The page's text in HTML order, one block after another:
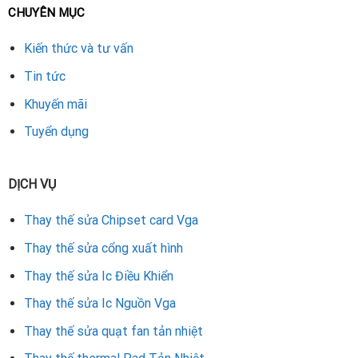
Đảm bảo chất lượng hình ảnh (4K, 2K, 144Hz…) tùy
linh kiện khác.
Tiết kiệm chi phí hơn so với việc thay cả card đồ họa
mới.
Quy trình thay cổng xuất hình VGA Gainward
Việc thay cổng đòi hỏi kỹ năng và thiết bị chuyên dụng:
Tiếp nhận và kiểm tra sơ bộ card.
CHUYÊN MỤC
Kiến thức và tư vấn
Tin tức
Khuyến mãi
Tuyển dụng
DỊCH VỤ
Thay thế sửa Chipset card Vga
Thay thế sửa cổng xuất hình
Thay thế sửa Ic Điều Khiển
Thay thế sửa Ic Nguồn Vga
Thay thế sửa quạt fan tản nhiệt